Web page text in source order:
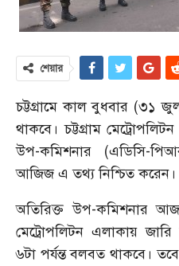
শেয়ার
চট্টগ্রামে কাল বুধবার (৩১
থাকবে। চট্টগ্রাম
উপ-কমিশনার (এডিসি-
আজিজ এ তথ্য নিশ্চিত করেন।
অতিরিক্ত উপ-কমিশনার
মেট্রোপলিটন এলাকায়
৬টা পর্যন্ত বলবত থাকবে।